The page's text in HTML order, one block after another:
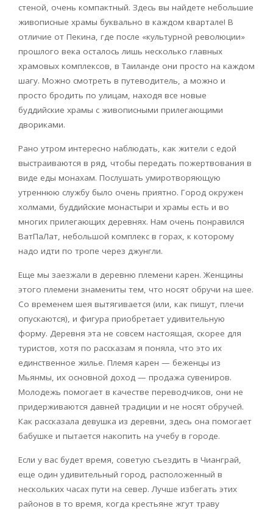
стеной, очень компактный. Здесь вы найдете небольшие
живописные храмы буквально в каждом квартале! В
отличие от Пекина, где после «культурной революции»
прошлого века осталось лишь несколько главных
храмовых комплексов, в Таиланде они просто на каждом
шагу. Можно смотреть в путеводитель, а можно и
просто бродить по улицам, находя все новые
буддийские храмы с живописными прилегающими
двориками.
Рано утром интересно наблюдать, как жители с едой
выстраиваются в ряд, чтобы передать пожертвования в
виде еды монахам. Послушать умиротворяющую
утреннюю службу было очень приятно. Город окружен
холмами, буддийские монастыри и храмы есть и во
многих прилегающих деревнях. Нам очень понравился
ВатПаЛат, небольшой комплекс в горах, к которому
надо идти по тропе через джунгли.
Еще мы заезжали в деревню племени карен. Женщины
этого племени знамениты тем, что носят обручи на шее.
Со временем шея вытягивается (или, как пишут, плечи
опускаются), и фигура приобретает удивительную
форму. Деревня эта не совсем настоящая, скорее для
туристов, хотя по рассказам я поняла, что это их
единственное жилье. Племя карен — беженцы из
Мьянмы, их основной доход — продажа сувениров.
Молодежь помогает в качестве переводчиков, они не
придерживаются давней традиции и не носят обручей.
Как рассказала девушка из деревни, здесь она помогает
бабушке и пытается накопить на учебу в городе.
Если у вас будет время, советую съездить в Чианграй,
еще один удивительный город, расположенный в
нескольких часах пути на север. Лучше избегать этих
районов в то время, когда крестьяне жгут траву